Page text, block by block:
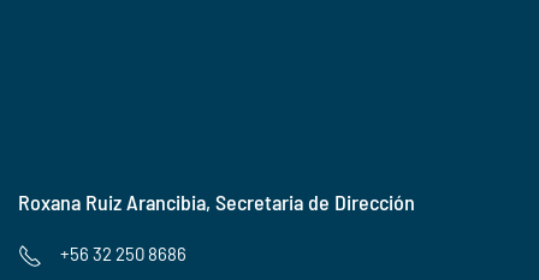
Roxana Ruiz Arancibia, Secretaria de Dirección
+56 32 250 8686